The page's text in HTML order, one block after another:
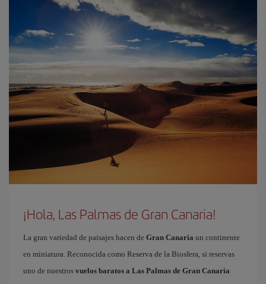
¡Hola, Las Palmas de Gran Canaria!
La gran variedad de paisajes hacen de Gran Canaria un continente
en miniatura. Reconocida como Reserva de la Biosfera, si reservas
uno de nuestros vuelos baratos a Las Palmas de Gran Canaria